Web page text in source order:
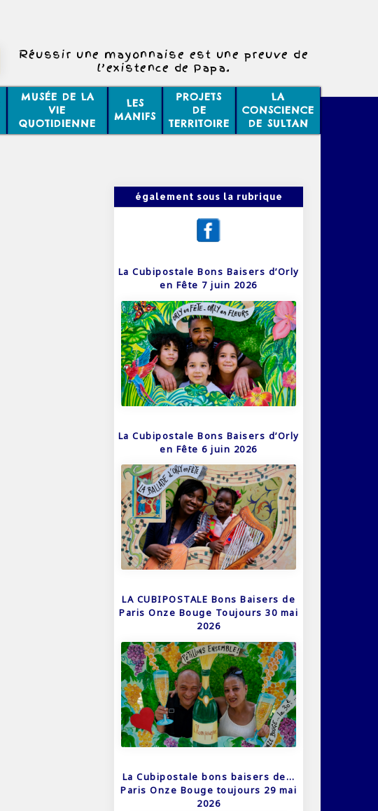
Réussir une mayonnaise est une preuve de
l’existence de Papa.
MUSÉE DE LA
VIE
QUOTIDIENNE
LES
MANIFS
PROJETS
DE
TERRITOIRE
LA
CONSCIENCE
DE SULTAN
également sous la rubrique
La Cubipostale Bons Baisers d’Orly
en Fête 7 juin 2026
La Cubipostale Bons Baisers d’Orly
en Fête 6 juin 2026
LA CUBIPOSTALE Bons Baisers de
Paris Onze Bouge Toujours 30 mai
2026
La Cubipostale bons baisers de…
Paris Onze Bouge toujours 29 mai
2026